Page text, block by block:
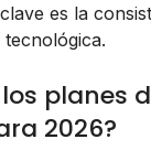
es la
planes
2026?